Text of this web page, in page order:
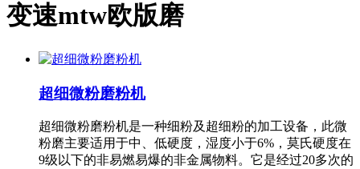
变速mtw欧版磨
超细微粉磨粉机
超细微粉磨粉机是一种细粉及超细粉的加工设备，此微
粉磨主要适用于中、低硬度，湿度小于6%，莫氏硬度在
9级以下的非易燃易爆的非金属物料。它是经过20多次的